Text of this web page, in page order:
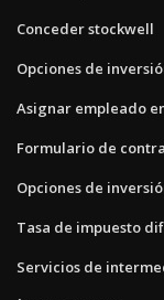
Conceder stockwell
Opciones de
Asignar empleado
Formulario de
Opciones de
Tasa de impuesto
Servicios de